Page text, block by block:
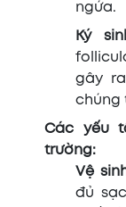
ngứa.
Ký
gây
chúng
Các yếu
trường:
Vệ
đủ